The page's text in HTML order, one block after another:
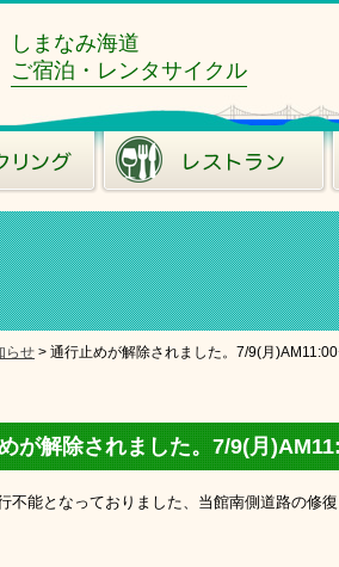
しまなみ海道
ご宿泊・レンタサイクル
らせ > 通行止めが解除されました。7/9(月
が解除されました。7/9(月
不能となっておりました、当館南側道路の修